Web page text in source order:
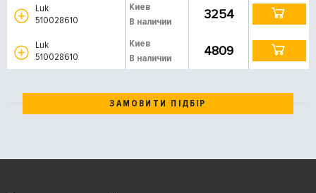
Luk
510028610
Киев
В наличии
3254
Luk
510028610
Киев
В наличии
4809
ЗАМОВИТИ ПІДБІР